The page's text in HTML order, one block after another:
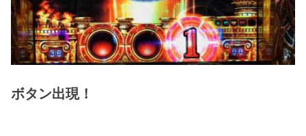
ボタン出現！